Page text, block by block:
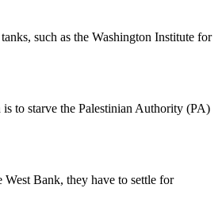
such as the Washington Institute for
to starve the Palestinian Authority (PA)
Bank, they have to settle for